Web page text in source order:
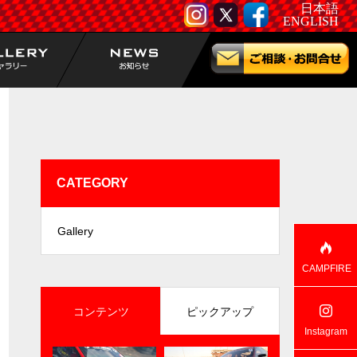
日本語
ENGLISH
CATEGORY
Gallery
コンテンツ ピックアップ
CAMPFIRE
Instagram